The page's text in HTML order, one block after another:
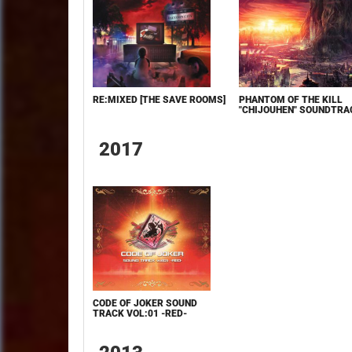
RE​:​MIXED [THE SAVE ROOMS]
PHANTOM OF THE KILL
"CHIJOUHEN"
2017
CODE OF JOKER SOUND
TRACK VOL:01 -RED-